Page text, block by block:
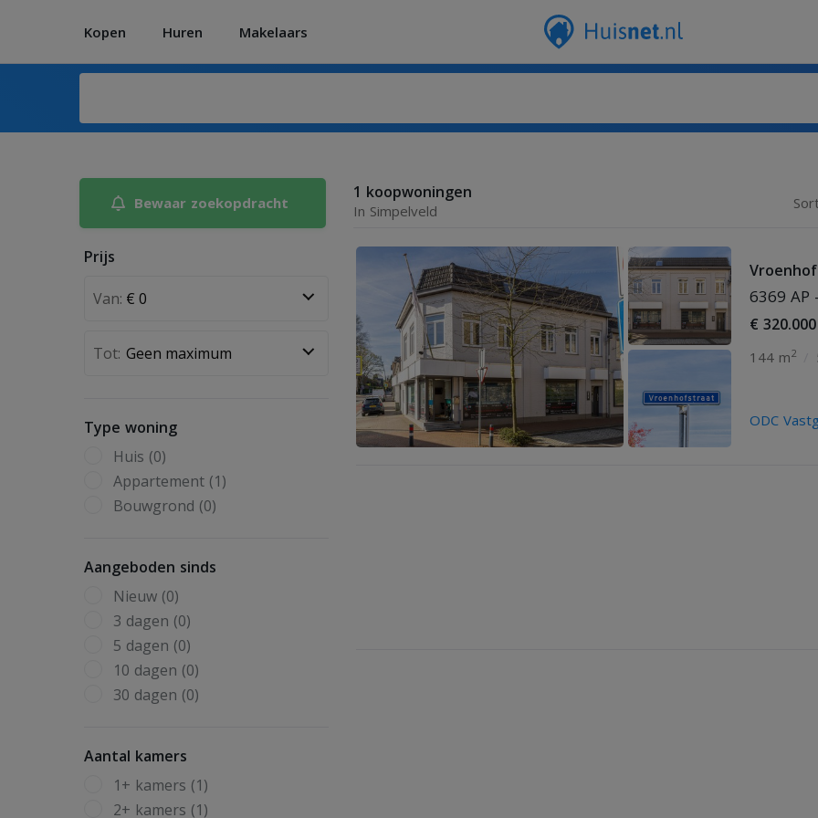
Kopen Huren Makelaars
Bewaar zoekopdracht
1 koopwoningen
In Simpelveld
Prijs
Van:
Tot:
Type woning
Huis (0)
Appartement (1)
Bouwgrond (0)
Aangeboden sinds
Nieuw (0)
3 dagen (0)
5 dagen (0)
10 dagen (0)
30 dagen (0)
Aantal kamers
1+ kamers (1)
2+ kamers (1)
6369 AP
€
144 m2
ODC